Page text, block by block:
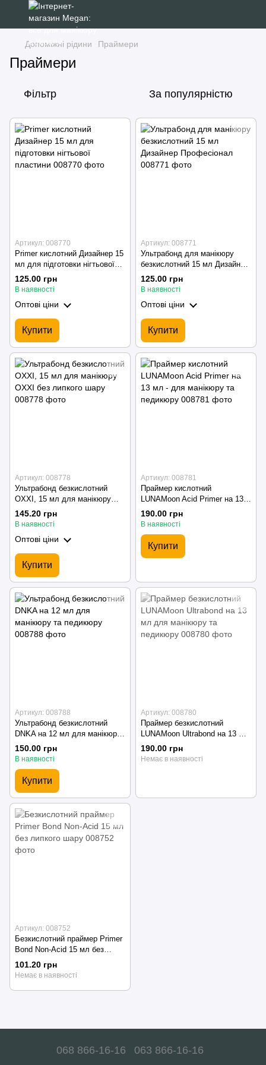
Допоміжні рідини Праймери
Праймери
Фільтр За популярністю
Артикул: 008770
Primer кислотний Дизайнер 15
мл для підготовки нігтьової
пластини
125.00 грн
В наявності
Оптові ціни
Купити
Артикул: 008771
Ультрабонд для манікюру
безкислотний 15 мл Дизайнер
Професіонал
125.00 грн
В наявності
Оптові ціни
Купити
Артикул: 008778
Ультрабонд безкислотний
OXXI, 15 мл для манікюру
OXXI без липкого шару
145.20 грн
В наявності
Оптові ціни
Купити
Артикул: 008781
Праймер кислотний
LUNAMoon Acid Primer на 13
мл - для манікюру та
педикюру
190.00 грн
В наявності
Купити
Артикул: 008788
Ультрабонд безкислотний
DNKA на 12 мл для манікюру
та педикюру
150.00 грн
В наявності
Купити
Артикул: 008780
Праймер безкислотний
LUNAMoon Ultrabond на 13 мл
для манікюру та педикюру
190.00 грн
Немає в наявності
Артикул: 008752
Безкислотний праймер Primer
Bond Non-Acid 15 мл без
липкого шару
101.20 грн
Немає в наявності
068 866-16-16 063 866-16-16